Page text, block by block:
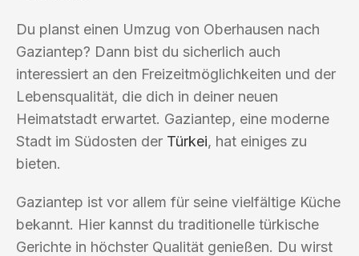
Du planst einen Umzug von Oberhausen nach
Gaziantep? Dann bist du sicherlich auch
interessiert an den Freizeitmöglichkeiten und der
Lebensqualität, die dich in deiner neuen
Heimatstadt erwartet. Gaziantep, eine moderne
Stadt im Südosten der Türkei, hat einiges zu
bieten.
Gaziantep ist vor allem für seine vielfältige Küche
bekannt. Hier kannst du traditionelle türkische
Gerichte in höchster Qualität genießen. Du wirst